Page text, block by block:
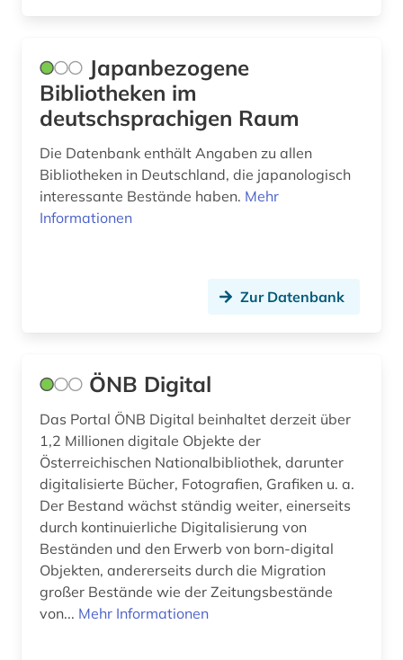
Japanbezogene
Bibliotheken im
deutschsprachigen Raum
Die Datenbank enthält Angaben zu allen
Bibliotheken in Deutschland, die japanologisch
interessante Bestände haben. Mehr
Informationen
Zur Datenbank
ÖNB Digital
Das Portal ÖNB Digital beinhaltet derzeit über
1,2 Millionen digitale Objekte der
Österreichischen Nationalbibliothek, darunter
digitalisierte Bücher, Fotografien, Grafiken u. a.
Der Bestand wächst ständig weiter, einerseits
durch kontinuierliche Digitalisierung von
Beständen und den Erwerb von born-digital
Objekten, andererseits durch die Migration
großer Bestände wie der Zeitungsbestände
von... Mehr Informationen